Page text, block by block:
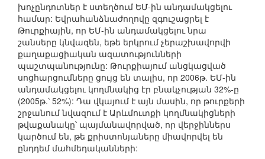
խոչընդոտներ է ստեղծում ԵՄ-ին անդամակցելու
համար: Եվրահանձնաժողովը զգուշացրել է
Թուրքիային, որ ԵՄ-ին անդամակցելու նրա
շանսերը կնվազեն, եթե երկրում չերաշխավորվի
քաղաքացիական ազատությունների
պաշտպանությունը: Թուրքիայում անցկացված
սոցհարցումները ցույց են տալիս, որ 2006թ. ԵՄ-ին
անդամակցելու կողմնակից էր բնակչության 32%-ը
(2005թ.՝ 52%): Դա վկայում է այն մասին, որ թուրքերի
շրջանում նվազում է Արևմուտքի կողմնակիցների
թվաքանակը՝ պայմանավորված, որ վերջիններս
կարծում են, թե քրիստոնյաները միավորվել են
ընդդեմ մահմեդականների: